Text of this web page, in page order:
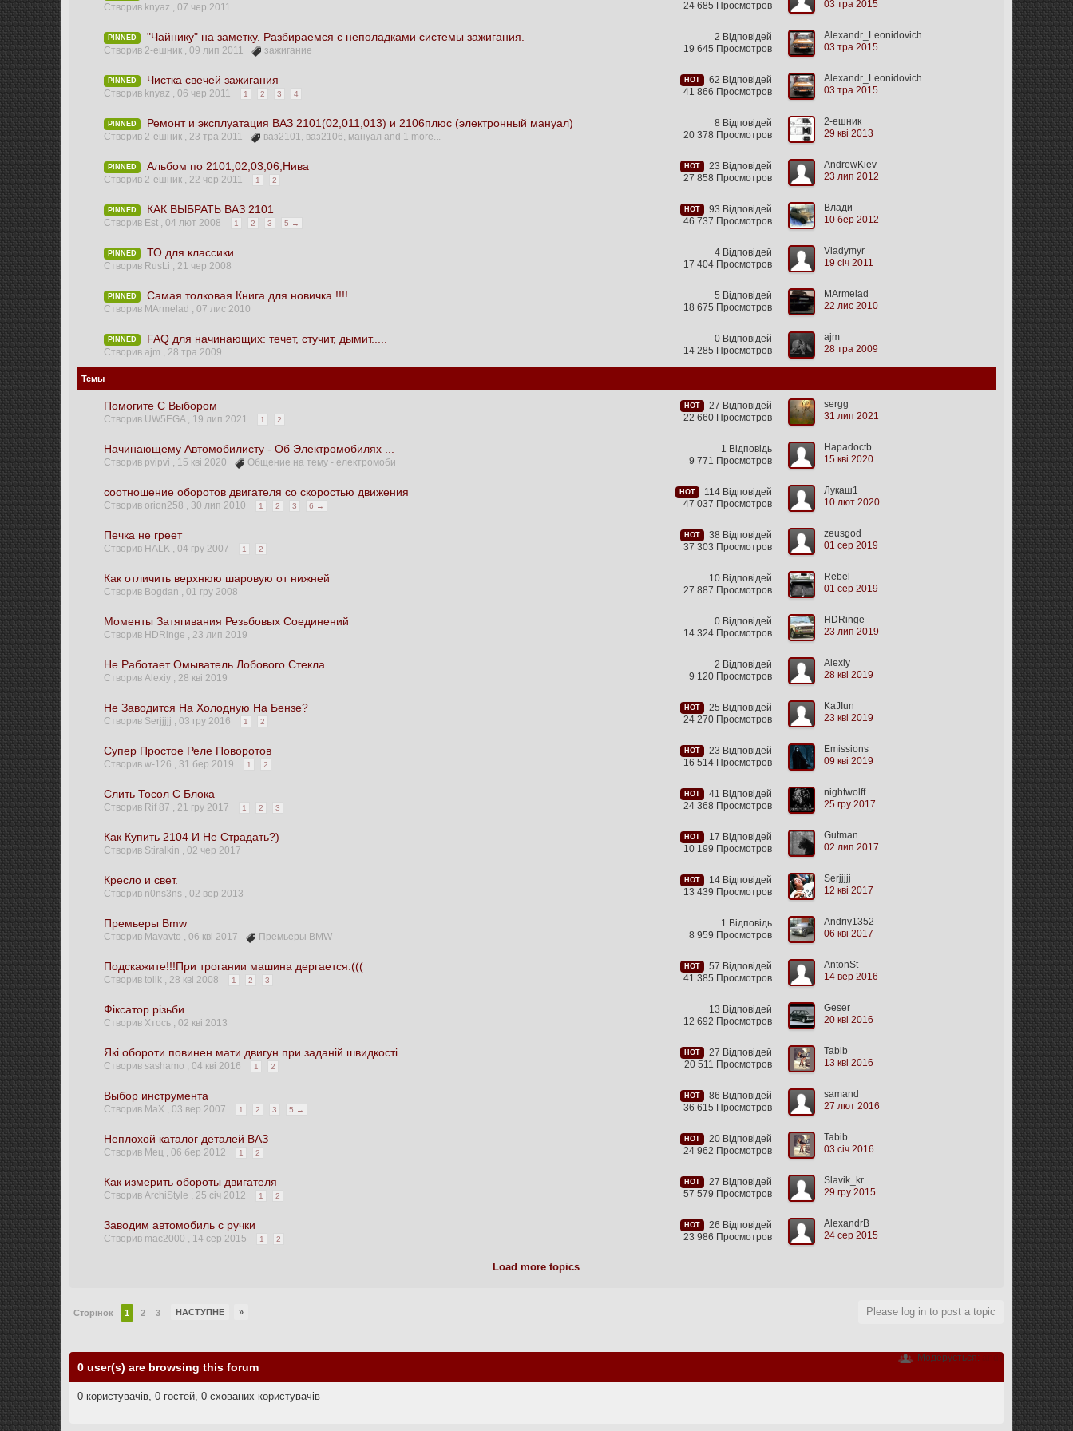
Створив knyaz ,07 чер 2011
24 685 Просмотров
03 тра 2015
PINNED "Чайнику" на заметку. Разбираемся с неполадками системы зажигания.
Створив 2-ешник ,09 лип 2011 зажигание
2 Відповідей
19 645 Просмотров
Alexandr_Leonidovich
03 тра 2015
PINNED Чистка свечей зажигания
Створив knyaz ,06 чер 2011 1 2 3 4
HOT
62 Відповідей
41 866 Просмотров
Alexandr_Leonidovich
03 тра 2015
PINNED Ремонт и эксплуатация ВАЗ 2101(02,011,013) и 2106плюс (электронный мануал)
Створив 2-ешник , 23 тра 2011 ваз2101, ваз2106, мануал and 1 more...
8 Відповідей
20 378 Просмотров
2-ешник
29 кві 2013
PINNED Альбом по 2101,02,03,06,Нива
Створив 2-ешник , 22 чер 2011 1 2
HOT
23 Відповідей
27 858 Просмотров
AndrewKiev
23 лип 2012
PINNED КАК ВЫБРАТЬ ВАЗ 2101
Створив Est ,04 лют 2008 1 2 3 5 →
HOT
93 Відповідей
46 737 Просмотров
Влади
10 бер 2012
PINNED ТО для классики
Створив RusLi , 21 чер 2008
4 Відповідей
17 404 Просмотров
Vladymyr
19 січ 2011
PINNED Самая толковая Книга для новичка !!!!
Створив MArmelad ,07 лис 2010
5 Відповідей
18 675 Просмотров
MArmelad
22 лис 2010
PINNED FAQ для начинающих: течет, стучит, дымит.....
Створив ajm , 28 тра 2009
0 Відповідей
14 285 Просмотров
ajm
28 тра 2009
Темы
Помогите С Выбором
Створив UW5EGA , 19 лип 2021 1 2
HOT
27 Відповідей
22 660 Просмотров
sergg
31 лип 2021
Начинающему Автомобилисту - Об Электромобилях ...
Створив pvipvi , 15 кві 2020 Общение на тему - електромоби
1 Відповідь
9 771 Просмотров
Hapadoctb
15 кві 2020
соотношение оборотов двигателя со скоростью движения
Створив orion258 , 30 лип 2010 1 2 3 6 →
HOT
114 Відповідей
47 037 Просмотров
Лукаш1
10 лют 2020
Печка не греет
Створив HALK ,04 гру 2007 1 2
HOT
38 Відповідей
37 303 Просмотров
zeusgod
01 сер 2019
Как отличить верхнюю шаровую от нижней
Створив Bogdan ,01 гру 2008
10 Відповідей
27 887 Просмотров
Rebel
01 сер 2019
Моменты Затягивания Резьбовых Соединений
Створив HDRinge , 23 лип 2019
0 Відповідей
14 324 Просмотров
HDRinge
23 лип 2019
Не Работает Омыватель Лобового Стекла
Створив Alexiy , 28 кві 2019
2 Відповідей
9 120 Просмотров
Alexiy
28 кві 2019
Не Заводится На Холодную На Бензе?
Створив Serjjjjj ,03 гру 2016 1 2
HOT
25 Відповідей
24 270 Просмотров
KaJIun
23 кві 2019
Супер Простое Реле Поворотов
Створив w-126 , 31 бер 2019 1 2
HOT
23 Відповідей
16 514 Просмотров
Emissions
09 кві 2019
Слить Тосол С Блока
Створив Rif 87 , 21 гру 2017 1 2 3
HOT
41 Відповідей
24 368 Просмотров
nightwolff
25 гру 2017
Как Купить 2104 И Не Страдать?)
Створив Stiralkin ,02 чер 2017
HOT
17 Відповідей
10 199 Просмотров
Gutman
02 лип 2017
Кресло и свет.
Створив n0ns3ns ,02 вер 2013
HOT
14 Відповідей
13 439 Просмотров
Serjjjjj
12 кві 2017
Премьеры Bmw
Створив Mavavto ,06 кві 2017 Премьеры BMW
1 Відповідь
8 959 Просмотров
Andriy1352
06 кві 2017
Подскажите!!!При трогании машина дергается:(((
Створив tolik , 28 кві 2008 1 2 3
HOT
57 Відповідей
41 385 Просмотров
AntonSt
14 вер 2016
Фіксатор різьби
Створив Хтось ,02 кві 2013
13 Відповідей
12 692 Просмотров
Geser
20 кві 2016
Які обороти повинен мати двигун при заданій швидкості
Створив sashamo ,04 кві 2016 1 2
HOT
27 Відповідей
20 511 Просмотров
Tabib
13 кві 2016
Выбор инструмента
Створив MaX ,03 вер 2007 1 2 3 5 →
HOT
86 Відповідей
36 615 Просмотров
samand
27 лют 2016
Неплохой каталог деталей ВАЗ
Створив Мец ,06 бер 2012 1 2
HOT
20 Відповідей
24 962 Просмотров
Tabib
03 січ 2016
Как измерить обороты двигателя
Створив ArchiStyle , 25 січ 2012 1 2
HOT
27 Відповідей
57 579 Просмотров
Slavik_kr
29 гру 2015
Заводим автомобиль с ручки
Створив mac2000 , 14 сер 2015 1 2
HOT
26 Відповідей
23 986 Просмотров
AlexandrB
24 сер 2015
Load more topics
Сторінок 1 2 3 НАСТУПНЕ » Please log in to post a topic
Модерується: andy
0 user(s) are browsing this forum
0 користувачів, 0 гостей, 0 схованих користувачів